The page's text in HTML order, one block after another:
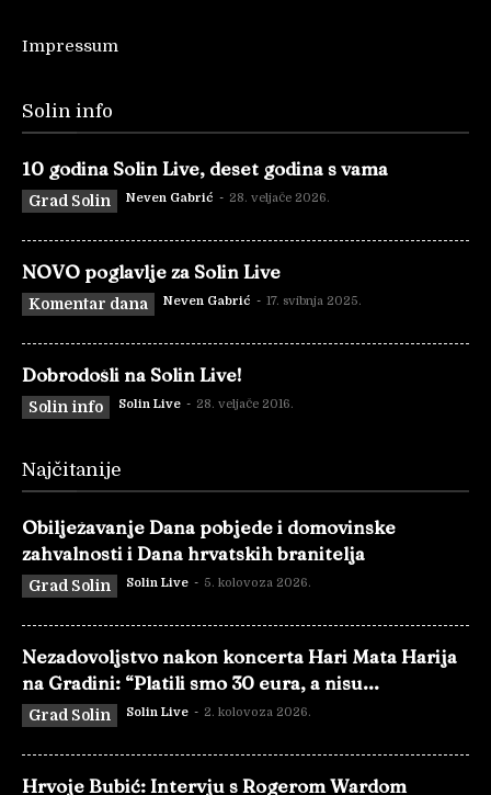
Impressum
Solin info
10 godina Solin Live, deset godina s vama
Grad Solin Neven Gabrić - 28. veljače 2026.
NOVO poglavlje za Solin Live
Komentar dana Neven Gabrić - 17. svibnja 2025.
Dobrodošli na Solin Live!
Solin info Solin Live - 28. veljače 2016.
Najčitanije
Obilježavanje Dana pobjede i domovinske
zahvalnosti i Dana hrvatskih branitelja
Grad Solin Solin Live - 5. kolovoza 2026.
Nezadovoljstvo nakon koncerta Hari Mata Harija
na Gradini: “Platili smo 30 eura, a nisu...
Grad Solin Solin Live - 2. kolovoza 2026.
Hrvoje Bubić: Intervju s Rogerom Wardom